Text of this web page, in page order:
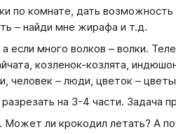
по комнате, дать
– найди мне жирафа и т.д.
если много волков – волки.
козленок-козлята,
человек – люди, цветок –
на 3-4 части. Задача
Может ли крокодил летать? А